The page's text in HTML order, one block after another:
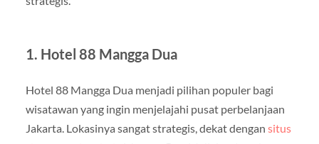
1. Hotel 88 Mangga Dua
Hotel 88 Mangga Dua menjadi pilihan populer bagi
wisatawan yang ingin menjelajahi pusat perbelanjaan
Jakarta. Lokasinya sangat strategis, dekat dengan situs